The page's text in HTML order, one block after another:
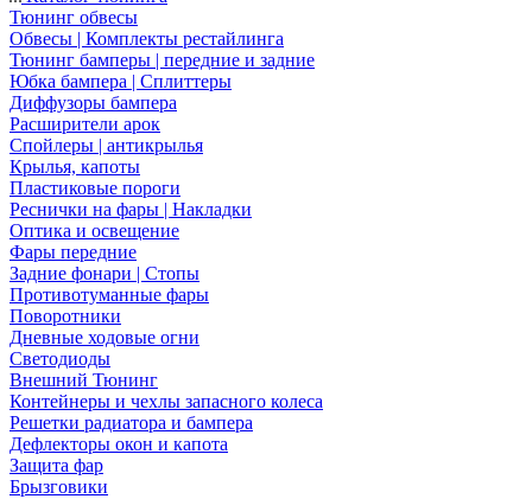
Тюнинг обвесы
Обвесы | Комплекты рестайлинга
Тюнинг бамперы | передние и задние
Юбка бампера | Сплиттеры
Диффузоры бампера
Расширители арок
Спойлеры | антикрылья
Крылья, капоты
Пластиковые пороги
Реснички на фары | Накладки
Оптика и освещение
Фары передние
Задние фонари | Стопы
Противотуманные фары
Поворотники
Дневные ходовые огни
Светодиоды
Внешний Тюнинг
Контейнеры и чехлы запасного колеса
Решетки радиатора и бампера
Дефлекторы окон и капота
Защита фар
Брызговики